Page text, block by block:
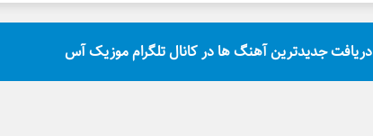
دریافت جدیدترین آهنگ ها در کانال تلگرام موزیک آس